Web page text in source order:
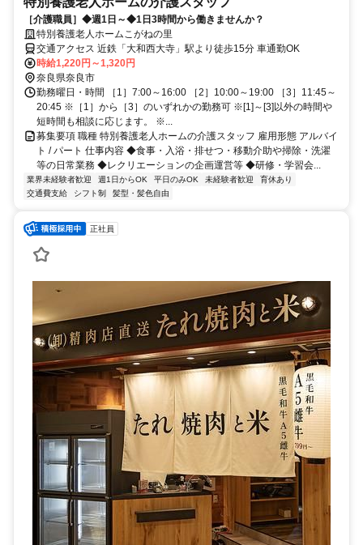
［介護職員］◆週1日～◆1日3時間から働きませんか？
特別養護老人ホームこがねの里
交通アクセス 近鉄「大和西大寺」駅より徒歩15分 車通勤OK
時給1,220円～1,320円
奈良県奈良市
勤務曜日・時間 ［1］7:00～16:00 ［2］10:00～19:00 ［3］11:45～
20:45 ※［1］から［3］のいずれかの勤務可 ※[1]～[3]以外の時間や
短時間も相談に応じます。 ※...
募集要項 職種 特別養護老人ホームの介護スタッフ 雇用形態 アルバイ
ト / パート 仕事内容 ◆食事・入浴・排せつ・移動介助や掃除・洗濯
等の日常業務 ◆レクリエーションの企画運営等 ◆研修・学習会...
業界未経験者歓迎 週1日からOK 平日のみOK 未経験者歓迎
育休あり
交通費支給
シフト制 髪型・髪色自由
正社員